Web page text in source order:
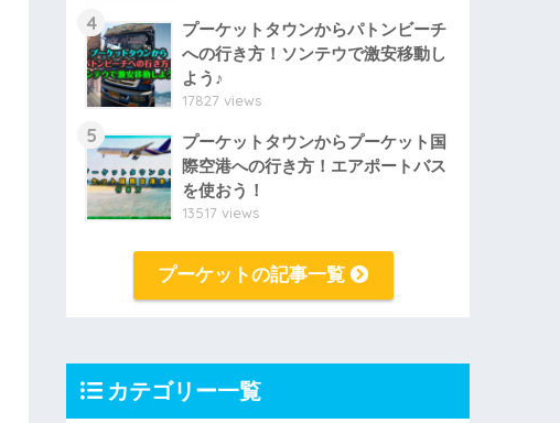
4
プーケットタウンからパトンビーチ
への行き方！ソンテウで激安移動し
よう♪
17827 views
5
プーケットタウンからプーケット国
際空港への行き方！エアポートバス
を使おう！
13517 views
プーケットの記事一覧
カテゴリー一覧